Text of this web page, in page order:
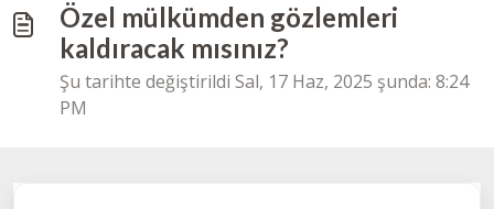
Özel mülkümden gözlemleri
kaldıracak mısınız?
Şu tarihte değiştirildi Sal, 17 Haz, 2025 şunda: 8:24
PM